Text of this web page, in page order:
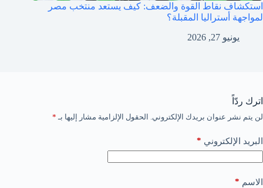
استكشاف نقاط القوة والضعف: كيف يستعد منتخب مصر
لمواجهة أستراليا المقبلة؟
يونيو 27, 2026
اترك ردّاً
لن يتم نشر عنوان بريدك الإلكتروني. الحقول الإلزامية مشار إليها بـ *
البريد الإلكتروني *
الاسم *